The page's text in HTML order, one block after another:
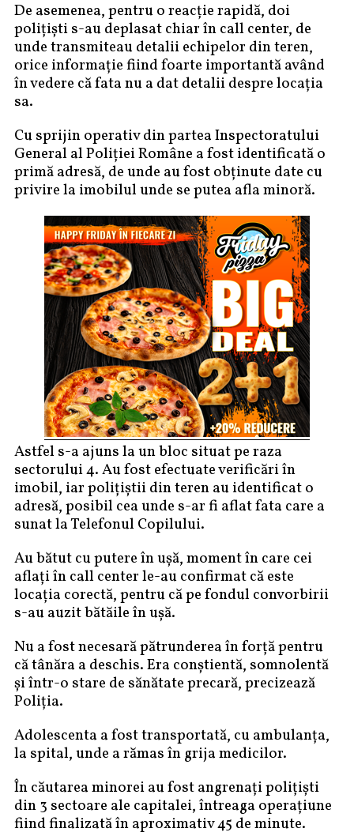
De asemenea, pentru o reacție rapidă, doi
polițiști s-au deplasat chiar în call center, de
unde transmiteau detalii echipelor din teren,
orice informație fiind foarte importantă având
în vedere că fata nu a dat detalii despre locația
sa.
Cu sprijin operativ din partea Inspectoratului
General al Poliției Române a fost identificată o
primă adresă, de unde au fost obținute date cu
privire la imobilul unde se putea afla minoră.
Astfel s-a ajuns la un bloc situat pe raza
sectorului 4. Au fost efectuate verificări în
imobil, iar polițiștii din teren au identificat o
adresă, posibil cea unde s-ar fi aflat fata care a
sunat la Telefonul Copilului.
Au bătut cu putere în ușă, moment în care cei
aflați în call center le-au confirmat că este
locația corectă, pentru că pe fondul convorbirii
s-au auzit bătăile în ușă.
Nu a fost necesară pătrunderea în forță pentru
că tânăra a deschis. Era conștientă, somnolentă
și într-o stare de sănătate precară, precizează
Poliția.
Adolescenta a fost transportată, cu ambulanța,
la spital, unde a rămas în grija medicilor.
În căutarea minorei au fost angrenați polițiști
din 3 sectoare ale capitalei, întreaga operațiune
fiind finalizată în aproximativ 45 de minute.